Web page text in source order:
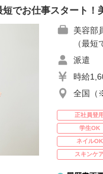
でお仕事スタート
美容部
（最
派遣
時給
全国（
正社員登用
学生OK
ネイルOK
スキンケ